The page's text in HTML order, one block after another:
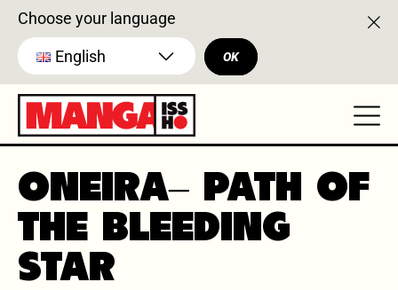
Choose your language
English OK
ONEIRA– PATH OF
THE BLEEDING
STAR